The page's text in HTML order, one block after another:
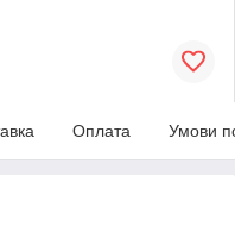
Оплата Умови